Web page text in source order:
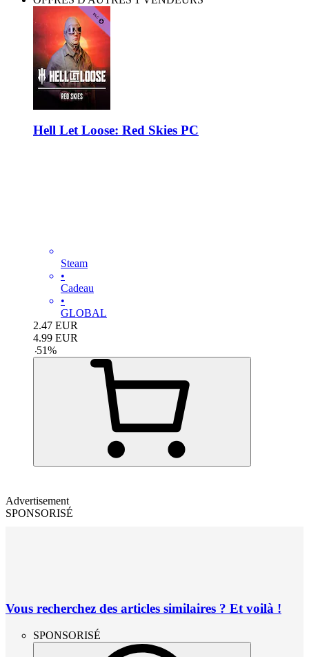
Hell Let Loose: Red Skies PC
Steam
•
Cadeau
•
GLOBAL
2.47 EUR
4.99 EUR
-51%
Advertisement
SPONSORISÉ
Vous recherchez des articles similaires ? Et voilà !
SPONSORISÉ